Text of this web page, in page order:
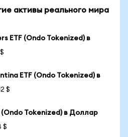
активы реального мира
ETF (Ondo Tokenized) в
ETF (Ondo Tokenized) в
$
Tokenized) в Доллар
$